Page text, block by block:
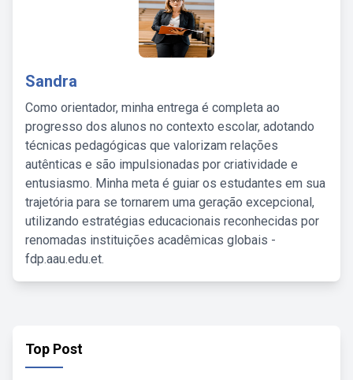
Sandra
Como orientador, minha entrega é completa ao
progresso dos alunos no contexto escolar, adotando
técnicas pedagógicas que valorizam relações
autênticas e são impulsionadas por criatividade e
entusiasmo. Minha meta é guiar os estudantes em sua
trajetória para se tornarem uma geração excepcional,
utilizando estratégias educacionais reconhecidas por
renomadas instituições acadêmicas globais -
fdp.aau.edu.et.
Top Post